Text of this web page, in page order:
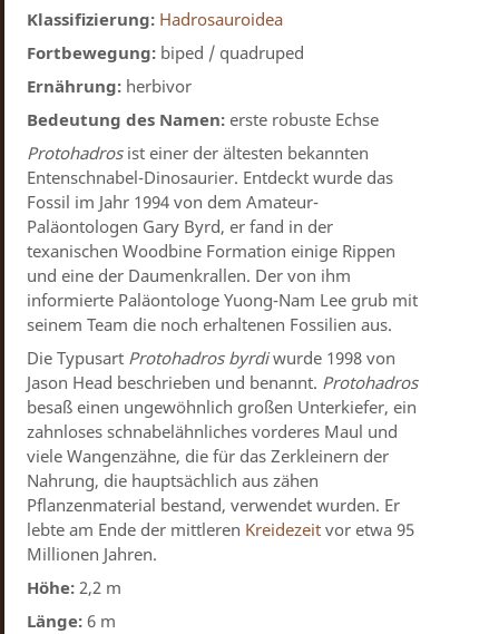
Klassifizierung: Hadrosauroidea
Fortbewegung: biped / quadruped
Ernährung: herbivor
Bedeutung des Namen: erste robuste Echse
Protohadrosist einer der ältesten bekannten
Entenschnabel-Dinosaurier. Entdeckt wurde das
Fossil im Jahr 1994 von dem Amateur-
Paläontologen Gary Byrd, er fand in der
texanischen Woodbine Formation einige Rippen
und eine der Daumenkrallen. Der von ihm
informierte Paläontologe Yuong-Nam Lee grub mit
seinem Team die noch erhaltenen Fossilien aus.
Die Typusart Protohadros byrdiwurde 1998 von
Jason Head beschrieben und benannt. Protohadros
besaß einen ungewöhnlich großen Unterkiefer, ein
zahnloses schnabelähnliches vorderes Maul und
viele Wangenzähne, die für das Zerkleinern der
Nahrung, die hauptsächlich aus zähen
Pflanzenmaterial bestand, verwendet wurden. Er
lebte am Ende der mittleren Kreidezeit vor etwa 95
Millionen Jahren.
Höhe:2,2 m
Länge:6 m